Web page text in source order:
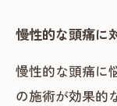
慢性的な頭痛に
慢性的な頭痛に
の施術が効果的